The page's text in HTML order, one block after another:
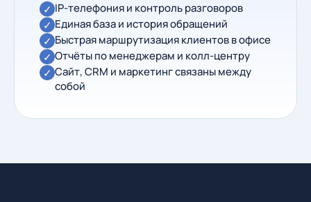
✓ IP-телефония и контроль разговоров
✓ Единая база и история обращений
✓ Быстрая маршрутизация клиентов в офисе
✓ Отчёты по менеджерам и колл-центру
✓ Сайт, CRM и маркетинг связаны между
собой